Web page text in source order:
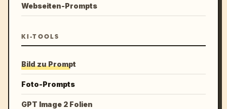
Webseiten-Prompts
KI-TOOLS
Bild zu Prompt
Foto-Prompts
GPT Image 2 Folien